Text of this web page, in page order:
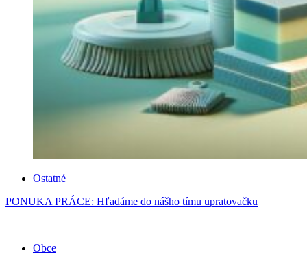
Ostatné
PONUKA PRÁCE: Hľadáme do nášho tímu upratovačku
Obce